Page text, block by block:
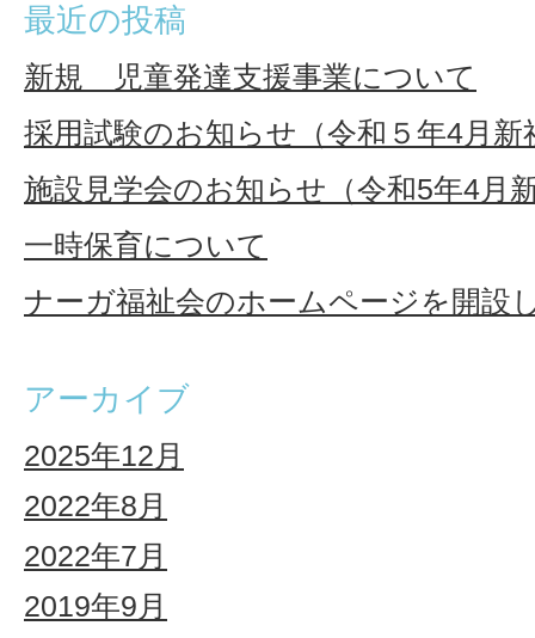
最近の投稿
新規 児童発達支援事業について
採用試験のお知らせ（令和５年4月新
施設見学会のお知らせ（令和5年4月
一時保育について
ナーガ福祉会のホームページを開設
アーカイブ
2025年12月
2022年8月
2022年7月
2019年9月